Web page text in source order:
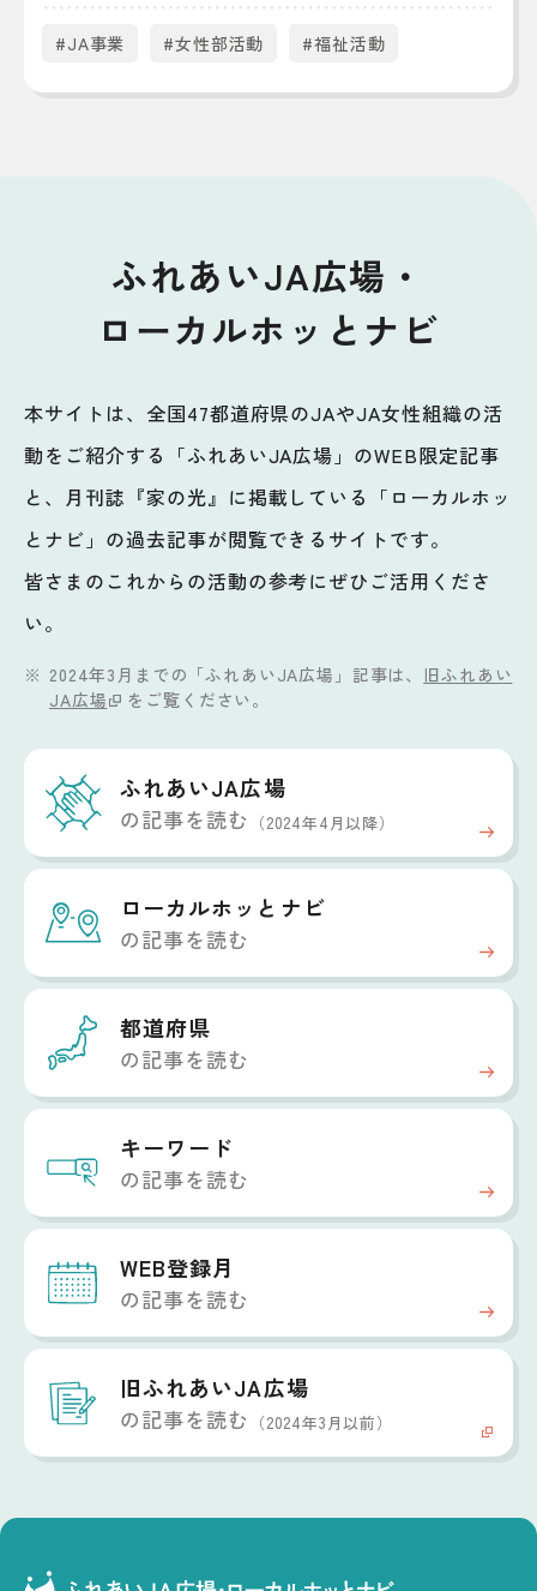
#JA事業 #女性部活動 #福祉活動
ふれあいJA広場・
ローカルホッとナビ
本サイトは、全国47都道府県のJAやJA女性組織の活
動をご紹介する「ふれあいJA広場」のWEB限定記事
と、月刊誌『家の光』に掲載している「ローカルホッ
とナビ」の過去記事が閲覧できるサイトです。
皆さまのこれからの活動の参考にぜひご活用くださ
い。
2024年3月までの「ふれあいJA広場」記事は、 旧ふれあい
JA広場
をご覧ください。
ふれあいJA広場
の記事を読む （2024年4月以降）
ローカルホッと ナビ
の記事を読む
都道府県
の記事を読む
キーワード
の記事を読む
WEB登録月
の記事を読む
旧ふれあいJA広場
の記事を読む （2024年3月以前）